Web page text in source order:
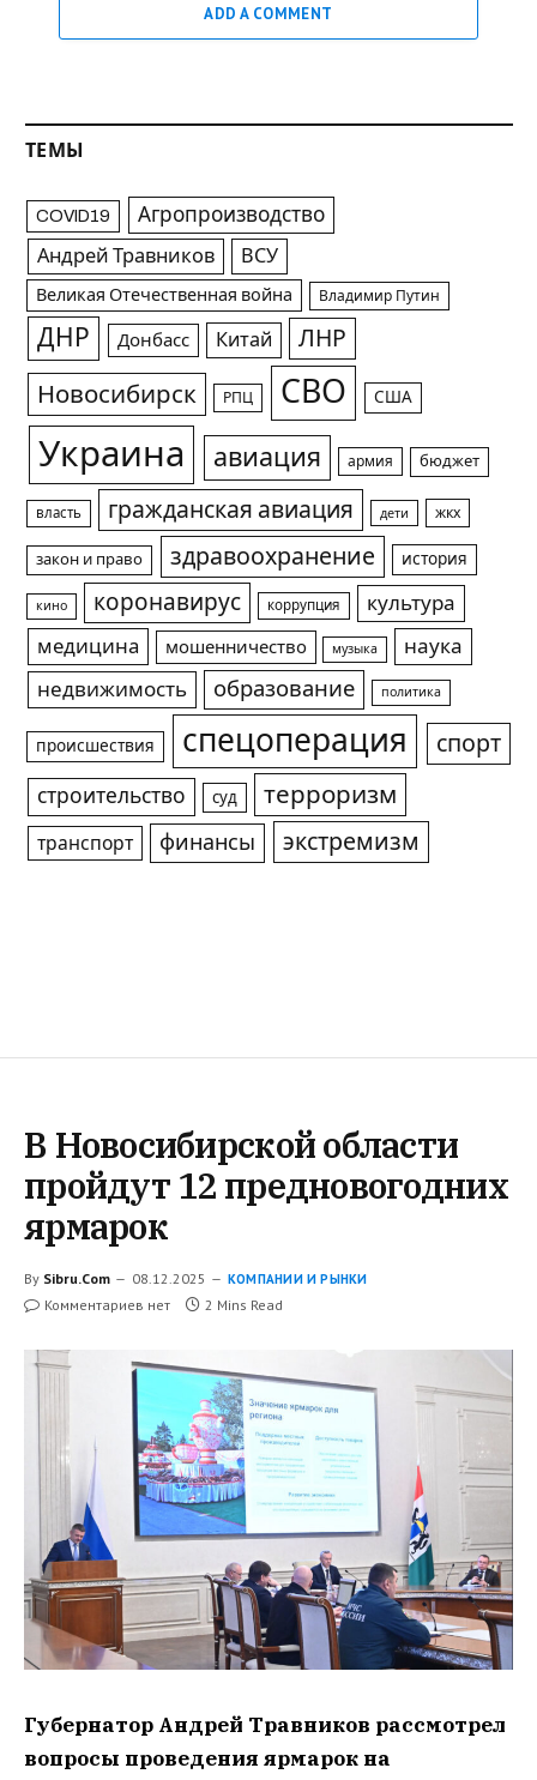
ADD A COMMENT
ТЕМЫ
COVID19 Агропроизводство
Андрей Травников ВСУ
Великая Отечественная война Владимир Путин
ДНР Донбасс Китай ЛНР
Новосибирск РПЦ СВО США
Украина авиация армия бюджет
власть гражданская авиация дети жкх
закон и право здравоохранение история
кино коронавирус коррупция
культура
медицина
мошенничество музыка
наука
недвижимость
образование политика
происшествия спецоперация спорт
строительство суд терроризм
транспорт финансы экстремизм
В Новосибирской области
пройдут 12 предновогодних
ярмарок
By Sibru.Com 08.12.2025 КОМПАНИИ И РЫНКИ
Комментариев нет 2 Mins Read
Губернатор Андрей Травников рассмотрел
вопросы проведения ярмарок на